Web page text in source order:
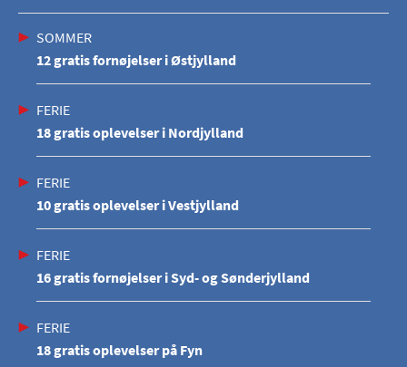
SOMMER
12 gratis fornøjelser i Østjylland
FERIE
18 gratis oplevelser i Nordjylland
FERIE
10 gratis oplevelser i Vestjylland
FERIE
16 gratis fornøjelser i Syd- og Sønderjylland
FERIE
18 gratis oplevelser på Fyn